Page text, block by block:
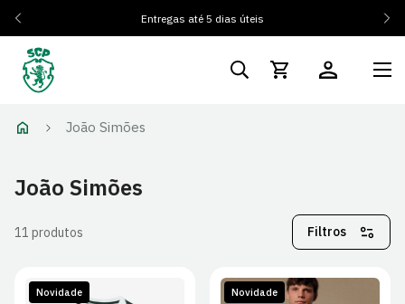
Entregas até 5 dias úteis
João Simões
João Simões
11 produtos Filtros
Novidade Novidade